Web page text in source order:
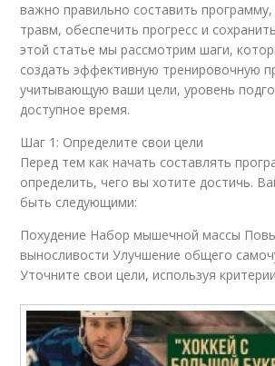
важно правильно составить
травм, обеспечить прогресс и
этой статье мы рассмотрим шаги,
создать эффективную тренировочную
учитывающую ваши цели, уровень
доступное время.
Шаг 1: Определите свои цели
Перед тем как начать составлять
определить, чего вы хотите достичь.
быть следующими:
Похудение Набор мышечной массы
выносливости Улучшение общего
Уточните свои цели, используя